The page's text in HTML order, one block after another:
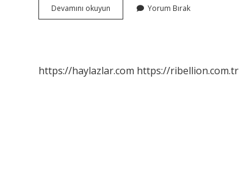
Devamını okuyun Litografi
Baskı
Yorum Bırak
https://haylazlar.com https://ribellion.com.tr